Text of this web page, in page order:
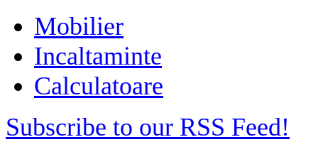
Mobilier
Incaltaminte
Calculatoare
Subscribe to our RSS Feed!